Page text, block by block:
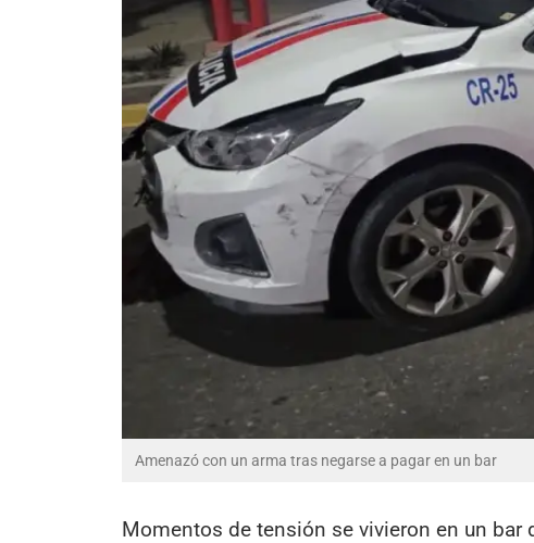
Amenazó con un arma tras negarse a pagar en un bar
Momentos de tensión se vivieron en un bar